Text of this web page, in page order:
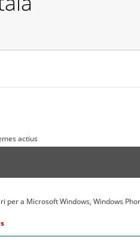
actius
per a Microsoft Windows, Windows